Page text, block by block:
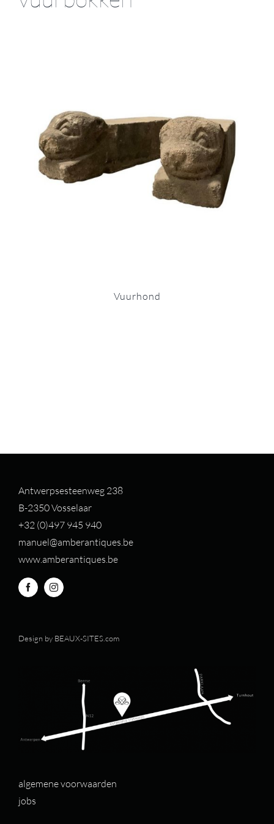
Vuurhond
Antwerpsesteenweg 238
B-2350 Vosselaar
+32 (0)497 945 940
manuel@amberantiques.be
www.amberantiques.be
Design by BEAUX-SITES.com
algemene voorwaarden
jobs